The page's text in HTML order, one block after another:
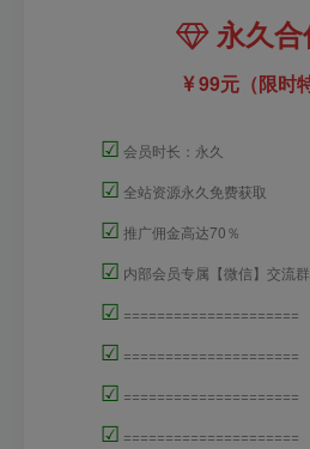
永久合
99元（限时
☑ 会员时长：永久
☑ 全站资源永久免费获取
☑ 推广佣金高达70％
☑ 内部会员专属【微信】交流群
☑ =====================
☑ =====================
☑ =====================
☑ =====================